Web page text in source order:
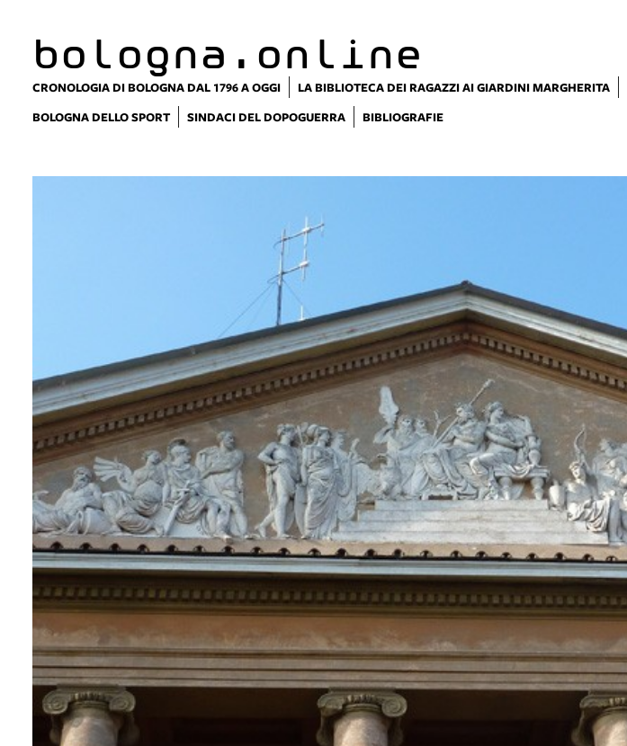
bologna.online
CRONOLOGIA DI BOLOGNA DAL 1796 A OGGI LA BIBLIOTECA DEI RAGAZZI AI GIARDINI MARGHERITA
BOLOGNA DELLO SPORT
SINDACI DEL DOPOGUERRA BIBLIOGRAFIE